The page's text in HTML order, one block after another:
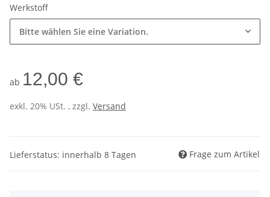
Werkstoff
Bitte wählen Sie eine Variation.
ab 12,00 €
exkl. 20% USt. , zzgl. Versand
Lieferstatus: innerhalb 8 Tagen Frage zum Artikel